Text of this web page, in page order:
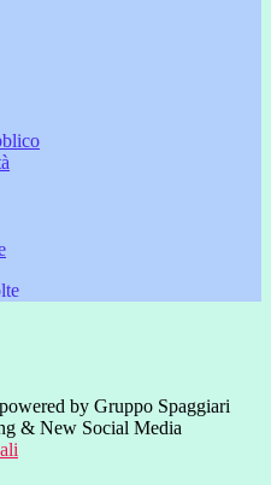
by Gruppo Spaggiari
& New Social Media